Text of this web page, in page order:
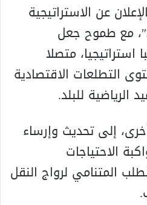
عن الاستراتيجية
الجديدة “مطارات 2030″، مع طموح جعل
استراتيجيا، متصلا
التطلعات الاقتصادية
الرياضية للبلد.
إلى تحديث وإرساء
الاحتياجات
المتنامي لرواج النقل